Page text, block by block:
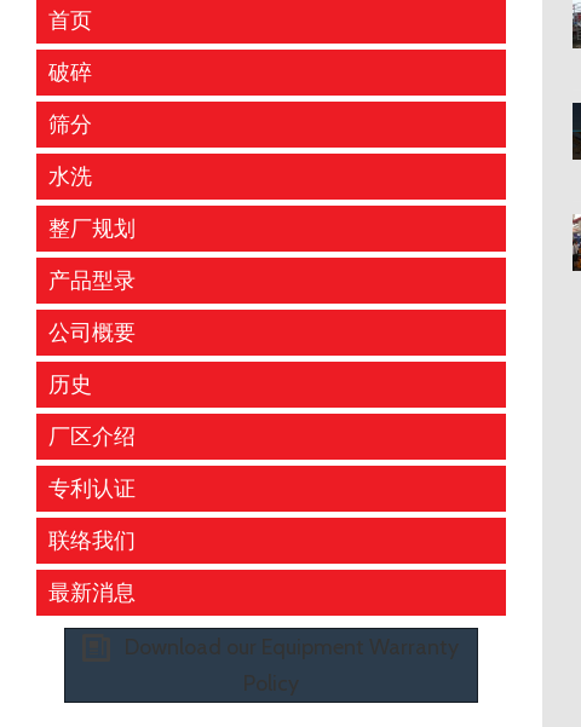
首页
破碎
筛分
水洗
整厂规划
产品型录
公司概要
历史
厂区介绍
专利认证
联络我们
最新消息
Download our Equipment Warranty
Policy